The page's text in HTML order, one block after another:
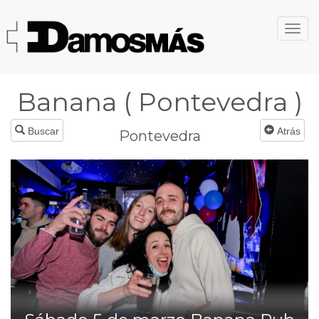
Atrás
Buscar
Banana ( Pontevedra )
Pontevedra